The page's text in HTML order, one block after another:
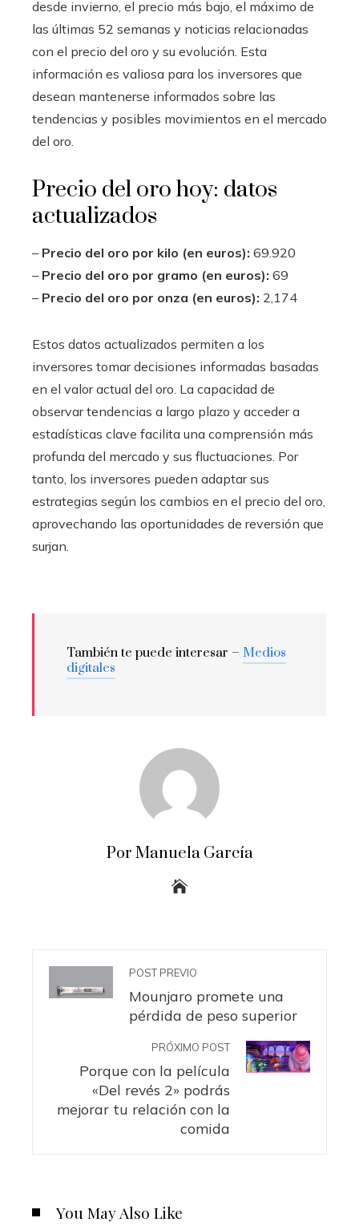
desde invierno, el precio más bajo, el máximo de
las últimas 52 semanas y noticias relacionadas
con el precio del oro y su evolución. Esta
información es valiosa para los inversores que
desean mantenerse informados sobre las
tendencias y posibles movimientos en el mercado
del oro.
Precio del oro hoy: datos
actualizados
– Precio del oro por kilo (en euros): 69.920
– Precio del oro por gramo (en euros): 69
– Precio del oro por onza (en euros): 2,174
Estos datos actualizados permiten a los
inversores tomar decisiones informadas basadas
en el valor actual del oro. La capacidad de
observar tendencias a largo plazo y acceder a
estadísticas clave facilita una comprensión más
profunda del mercado y sus fluctuaciones. Por
tanto, los inversores pueden adaptar sus
estrategias según los cambios en el precio del oro,
aprovechando las oportunidades de reversión que
surjan.
También te puede interesar – Medios
digitales
Por Manuela García
POST PREVIO
Mounjaro promete una
pérdida de peso superior
PRÓXIMO POST
Porque con la película
«Del revés 2» podrás
mejorar tu relación con la
comida
You May Also Like